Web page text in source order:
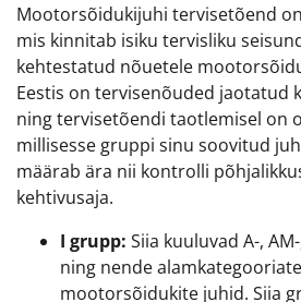
Mootorsõidukijuhi tervisetõend
mis kinnitab isiku tervisliku
kehtestatud nõuetele
Eestis on tervisenõuded jaotatud
ning tervisetõendi taotlemisel on
millisesse gruppi sinu soovitud
määrab ära nii kontrolli
kehtivusaja.
I grupp: Siia kuuluvad A-,
ning nende alamkategooriate
mootorsõidukite juhid. Siia